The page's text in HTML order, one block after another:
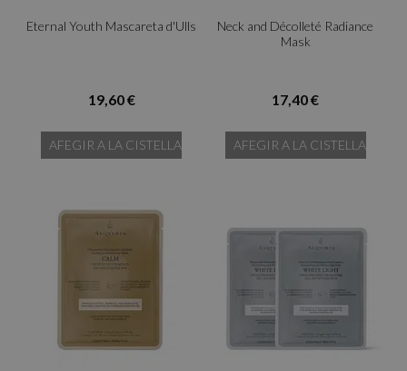
Eternal Youth Mascareta d'Ulls
19,60 €
AFEGIR A LA CISTELLA
Neck and Décolleté Radiance
Mask
17,40 €
AFEGIR A LA CISTELLA